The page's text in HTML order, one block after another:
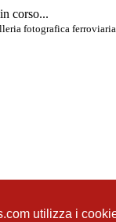
utilizza i
corso...
fotografica